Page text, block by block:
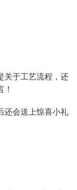
关于工艺流程，还
还会送上惊喜小礼